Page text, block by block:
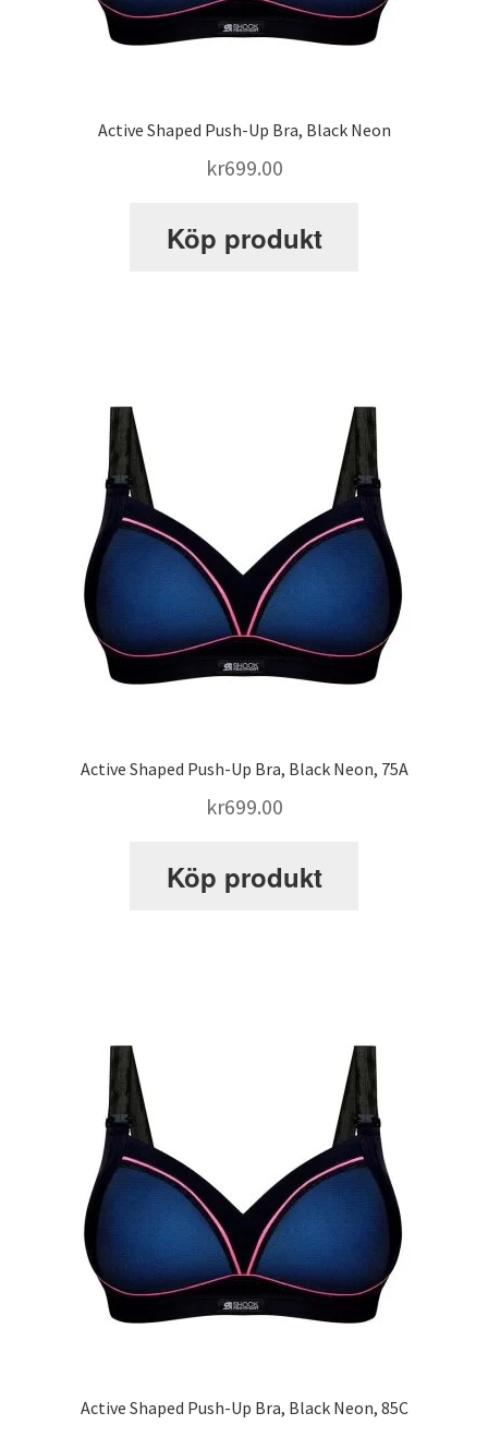
Active Shaped Push-Up Bra, Black Neon
kr699.00
Köp produkt
Active Shaped Push-Up Bra, Black Neon, 75A
kr699.00
Köp produkt
Active Shaped Push-Up Bra, Black Neon, 85C